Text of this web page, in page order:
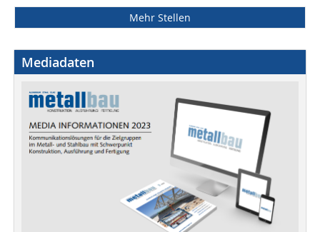
Mehr Stellen
Mediadaten